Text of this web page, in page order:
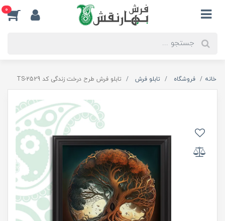
0
خانه فروشگاه تابلو فرش تابلو فرش طرح درخت زندگی کد TS-2529